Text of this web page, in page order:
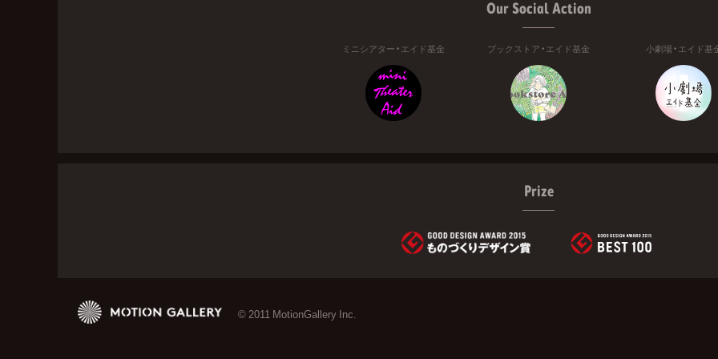
Our Social Action
ミニシアター・エイド基金 ブックストア・エイド基金 小劇場・エイド基
Prize
© 2011 MotionGallery Inc.